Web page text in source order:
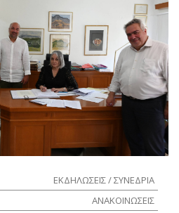
ΕΚΔΗΛΩΣΕΙΣ / ΣΥΝΕΔΡΙΑ
ΑΝΑΚΟΙΝΩΣΕΙΣ